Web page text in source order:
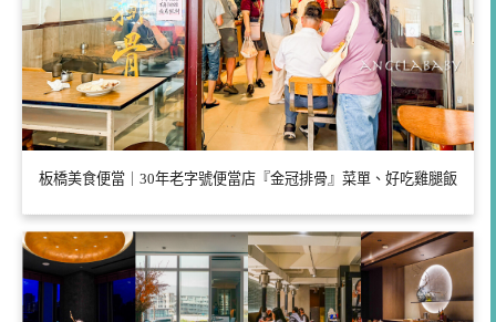
板橋美食便當｜30年老字號便當店『金冠排骨』菜單、好吃雞腿飯